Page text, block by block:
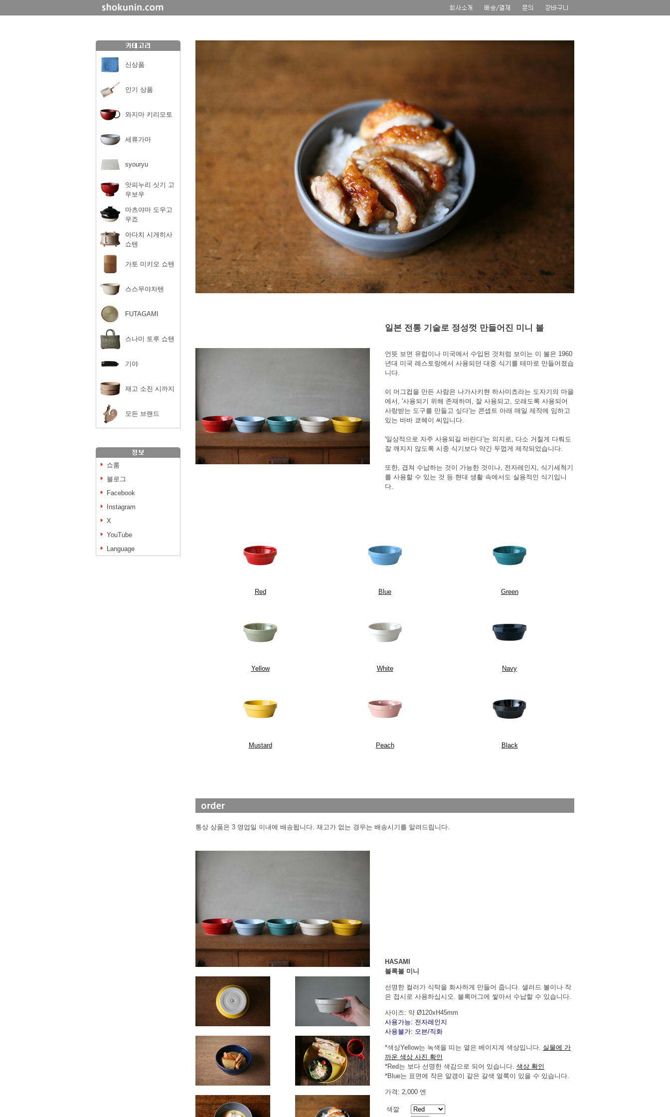
신상품
인기 상품
와지마 키리모토
세류가마
syouryu
앗피누리 싯기 고
우보우
마츠야마 도우고
우죠
아다치 시게히사
쇼텐
가토 미키오 쇼텐
스스무야차텐
FUTAGAMI
스나미 토루 쇼텐
기야
재고 소진 시까지
모든 브랜드
쇼룸
블로그
Facebook
Instagram
X
YouTube
Language
일본 전통 기술로 정성껏 만들어진 미니 볼
언뜻 보면 유럽이나 미국에서 수입된 것처럼 보이는 이 볼은 1960
년대 미국 레스토랑에서 사용되던 대중 식기를 테마로 만들어졌습
니다.
이 머그컵을 만든 사람은 나가사키현 하사미쵸라는 도자기의 마을
에서, '사용되기 위해 존재하며, 잘 사용되고, 오래도록 사용되어
사랑받는 도구를 만들고 싶다'는 콘셉트 아래 매일 제작에 임하고
있는 바바 쿄헤이 씨입니다.
'일상적으로 자주 사용되길 바란다'는 의지로, 다소 거칠게 다뤄도
잘 깨지지 않도록 시중 식기보다 약간 두껍게 제작되었습니다.
또한, 겹쳐 수납하는 것이 가능한 것이나, 전자레인지, 식기세척기
를 사용할 수 있는 것 등 현대 생활 속에서도 실용적인 식기입니
다.
Red Blue Green
Yellow White Navy
Mustard Peach Black
통상 상품은 3 영업일 이내에 배송됩니다. 재고가 없는 경우는 배송시기를 알려드립니다.
HASAMI
블록볼 미니
선명한 컬러가 식탁을 화사하게 만들어 줍니다. 샐러드 볼이나 작
은 접시로 사용하십시오. 블록머그에 쌓아서 수납할 수 있습니다.
사이즈: 약 Ø120xH45mm
사용가능: 전자레인지
사용불가: 오븐/직화
*색상Yellow는 녹색을 띠는 옅은 베이지계 색상입니다. 실물에 가
까운 색상 사진 확인
*Red는 보다 선명한 색감으로 되어 있습니다. 색상 확인
*Blue는 표면에 작은 알갱이 같은 갈색 얼룩이 있을 수 있습니다.
가격: 2,000 엔
색깔